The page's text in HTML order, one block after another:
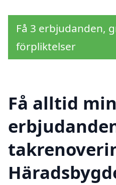
Få 3 erbjudanden,
förpliktelser
Få alltid